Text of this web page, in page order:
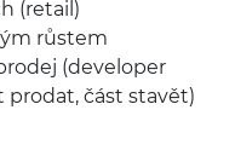
(retail)
růstem
(developer
prodat, část stavět)